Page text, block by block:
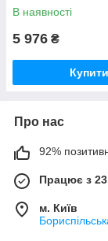
В наявності
5 976 ₴
Купити
Про нас
92%
Працює з
м. Київ